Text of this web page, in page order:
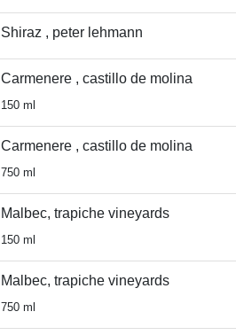
Shiraz , peter lehmann
Carmenere , castillo de molina
150 ml
Carmenere , castillo de molina
750 ml
Malbec, trapiche vineyards
150 ml
Malbec, trapiche vineyards
750 ml